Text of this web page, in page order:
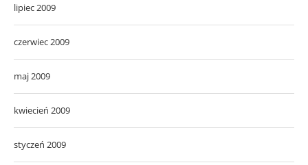
lipiec 2009
czerwiec 2009
maj 2009
kwiecień 2009
styczeń 2009